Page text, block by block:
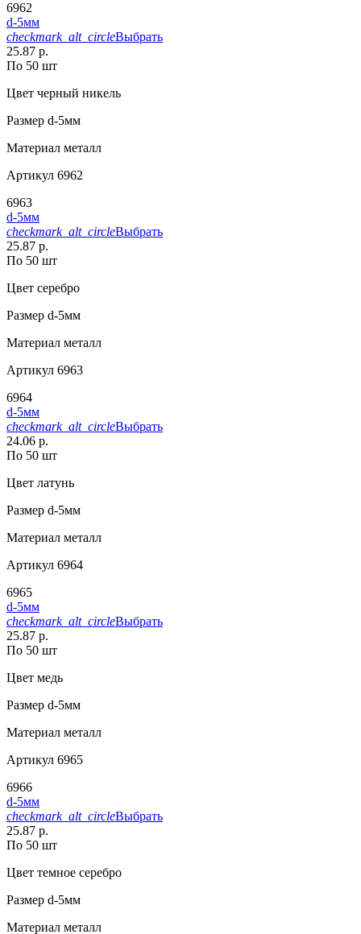
6962
d-5мм
checkmark_alt_circleВыбрать
25.87 р.
По 50 шт
Цвет черный никель
Размер d-5мм
Материал металл
Артикул 6962
6963
d-5мм
checkmark_alt_circleВыбрать
25.87 р.
По 50 шт
Цвет серебро
Размер d-5мм
Материал металл
Артикул 6963
6964
d-5мм
checkmark_alt_circleВыбрать
24.06 р.
По 50 шт
Цвет латунь
Размер d-5мм
Материал металл
Артикул 6964
6965
d-5мм
checkmark_alt_circleВыбрать
25.87 р.
По 50 шт
Цвет медь
Размер d-5мм
Материал металл
Артикул 6965
6966
d-5мм
checkmark_alt_circleВыбрать
25.87 р.
По 50 шт
Цвет темное серебро
Размер d-5мм
Материал металл